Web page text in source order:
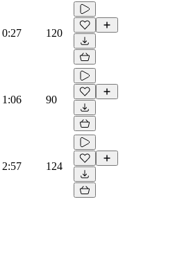
0:27 120
1:06 90
2:57 124